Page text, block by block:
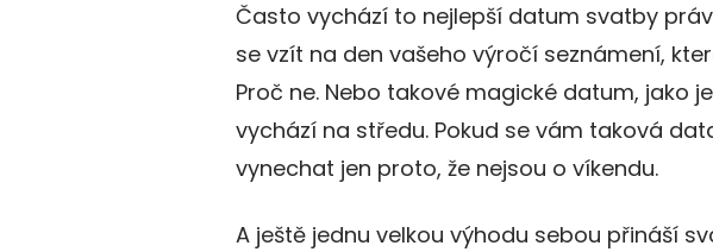
Často vychází to nejlepší datum svatby
se vzít na den vašeho výročí seznámení,
Proč ne. Nebo takové magické datum, jako je
vychází na středu. Pokud se vám taková
vynechat jen proto, že nejsou o víkendu.
A ještě jednu velkou výhodu sebou přináší